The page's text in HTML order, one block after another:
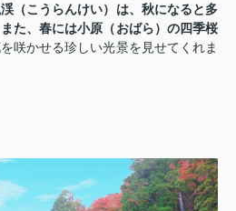
（こうらんけい） は、秋になると多
た、春には小原（おばら）の四季桜
咲かせる珍しい光景を見せてくれま